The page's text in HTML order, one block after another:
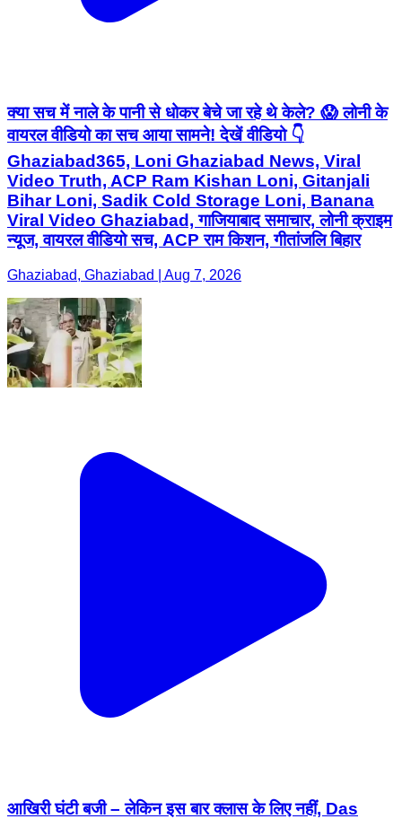
क्या सच में नाले के पानी से धोकर बेचे जा रहे थे केले? 😱 लोनी के
वायरल वीडियो का सच आया सामने! देखें वीडियो 👇
Ghaziabad365, Loni Ghaziabad News, Viral
Video Truth, ACP Ram Kishan Loni, Gitanjali
Bihar Loni, Sadik Cold Storage Loni, Banana
Viral Video Ghaziabad, गाजियाबाद समाचार, लोनी क्राइम
न्यूज, वायरल वीडियो सच, ACP राम किशन, गीतांजलि बिहार
Ghaziabad, Ghaziabad | Aug 7, 2026
आखिरी घंटी बजी – लेकिन इस बार क्लास के लिए नहीं, Das